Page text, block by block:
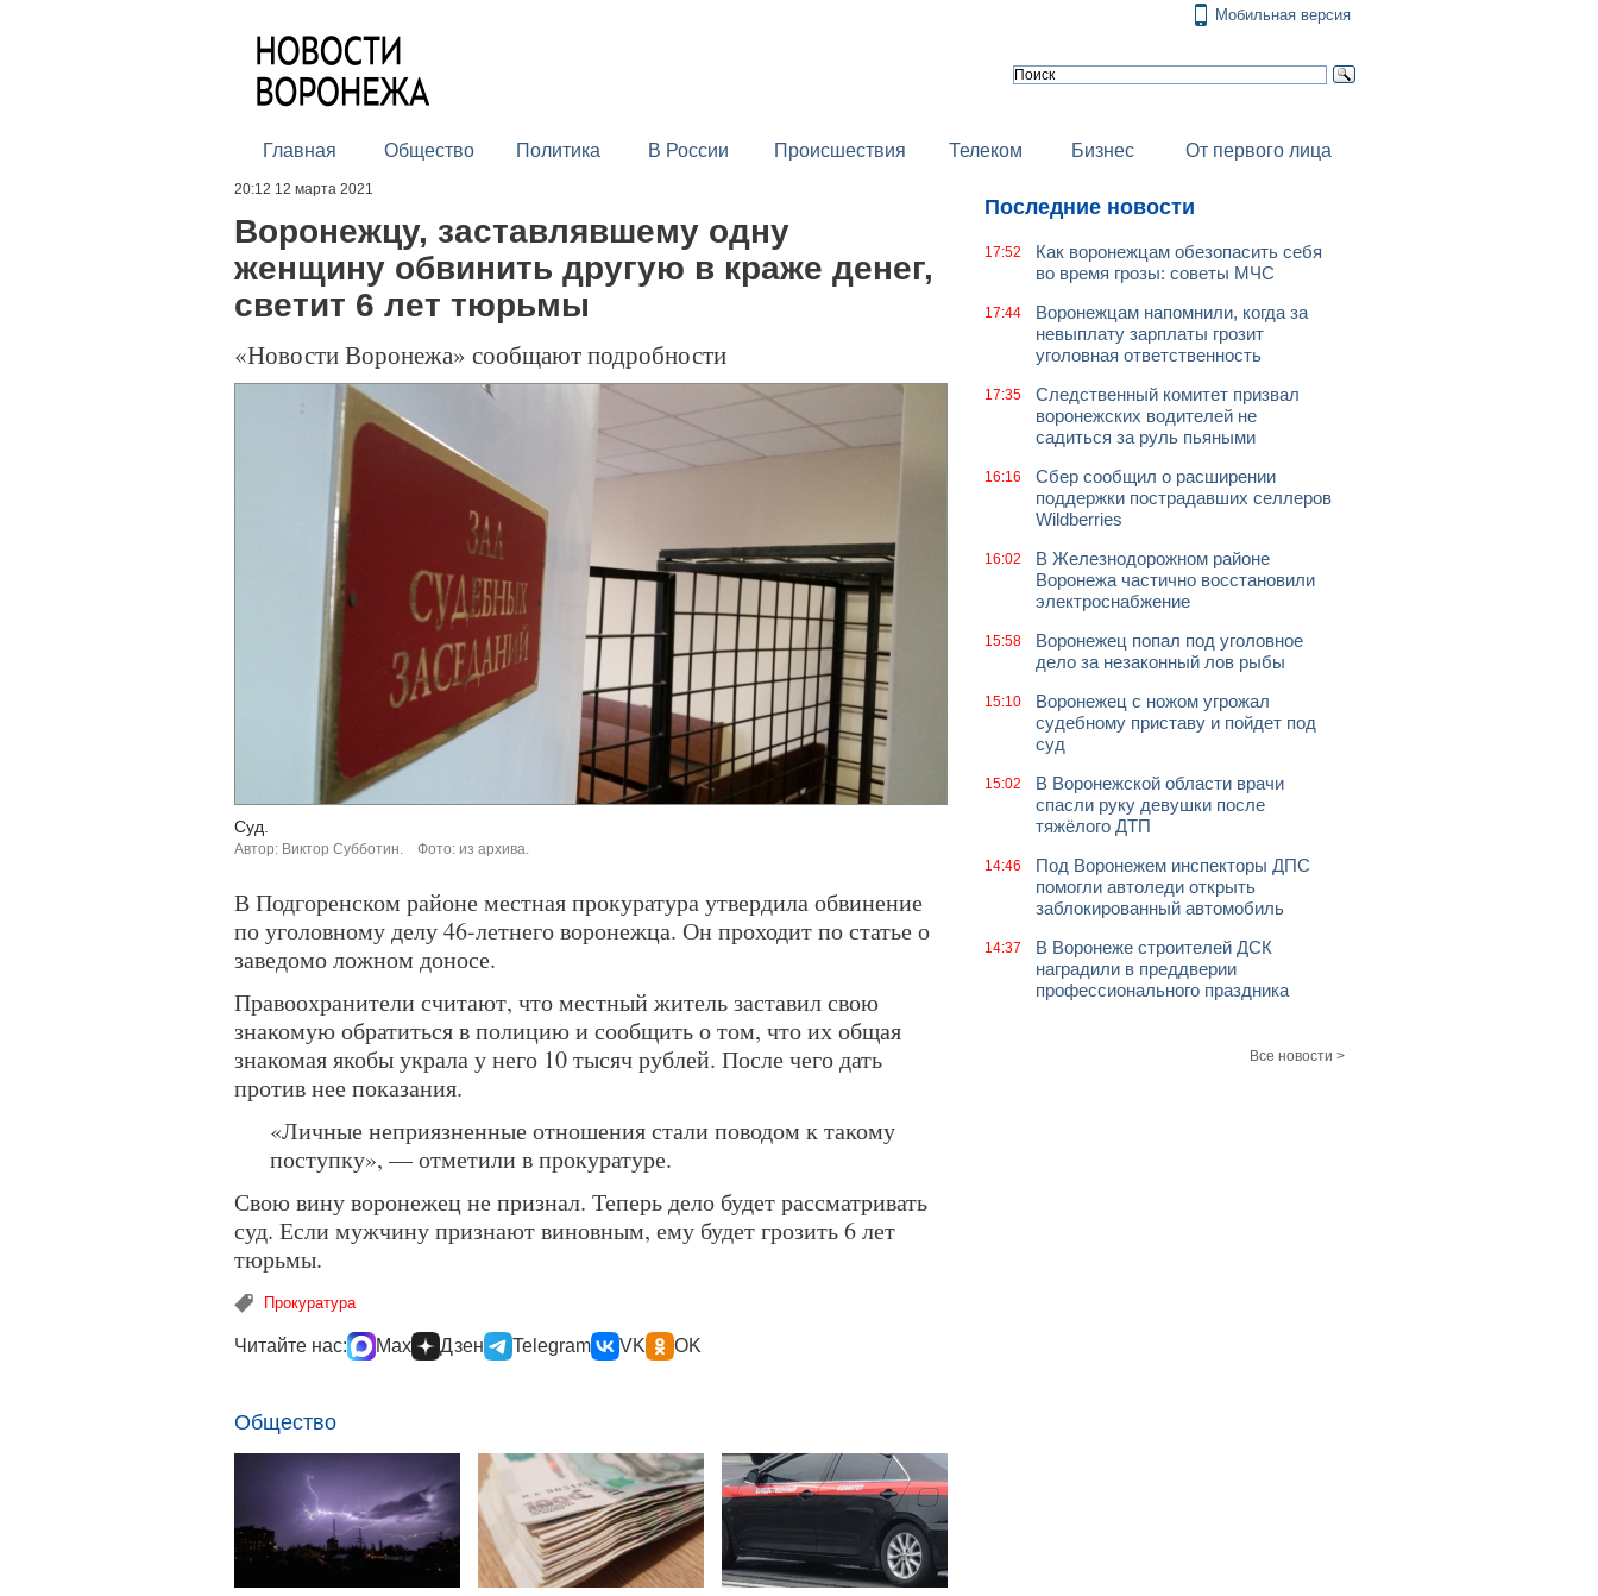
Мобильная версия
Главная Общество Политика В России Происшествия Телеком Бизнес От первого лица
20:12 12 марта 2021
Воронежцу, заставлявшему одну
женщину обвинить другую в краже денег,
светит 6 лет тюрьмы
«Новости Воронежа» сообщают подробности
Суд.
Автор: Виктор Субботин. Фото: из архива.
В Подгоренском районе местная прокуратура утвердила обвинение
по уголовному делу 46-летнего воронежца. Он проходит по статье о
заведомо ложном доносе.
Правоохранители считают, что местный житель заставил свою
знакомую обратиться в полицию и сообщить о том, что их общая
знакомая якобы украла у него 10 тысяч рублей. После чего дать
против нее показания.
«Личные неприязненные отношения стали поводом к такому
поступку», — отметили в прокуратуре.
Свою вину воронежец не признал. Теперь дело будет рассматривать
суд. Если мужчину признают виновным, ему будет грозить 6 лет
тюрьмы.
Прокуратура
Читайте нас: Max Дзен Telegram VK OK
Общество
Последние новости
17:52
Как воронежцам обезопасить себя
во время грозы: советы МЧС
17:44
Воронежцам напомнили, когда за
невыплату зарплаты грозит
уголовная ответственность
17:35
Следственный комитет призвал
воронежских водителей не
садиться за руль пьяными
16:16
Сбер сообщил о расширении
поддержки пострадавших селлеров
Wildberries
16:02
В Железнодорожном районе
Воронежа частично восстановили
электроснабжение
15:58
Воронежец попал под уголовное
дело за незаконный лов рыбы
15:10
Воронежец с ножом угрожал
судебному приставу и пойдет под
суд
15:02
В Воронежской области врачи
спасли руку девушки после
тяжёлого ДТП
14:46
Под Воронежем инспекторы ДПС
помогли автоледи открыть
заблокированный автомобиль
14:37
В Воронеже строителей ДСК
наградили в преддверии
профессионального праздника
Все новости >